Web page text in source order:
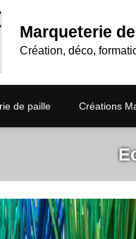
Marqueterie
Création, déco,
de paille Créations